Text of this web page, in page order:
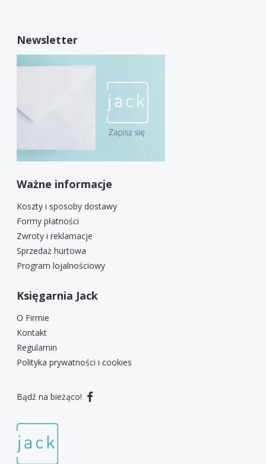
Newsletter
Ważne informacje
Koszty i sposoby dostawy
Formy płatności
Zwroty i reklamacje
Sprzedaż hurtowa
Program lojalnościowy
Księgarnia Jack
O Firmie
Kontakt
Regulamin
Polityka prywatności i cookies
Bądź na bieżąco!